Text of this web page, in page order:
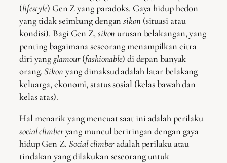
(lifestyle) Gen Z yang paradoks. Gaya hidup hedon
yang tidak seimbang dengansikon (situasi atau
kondisi). Bagi Gen Z, sikon urusan belakangan, yang
penting bagaimana seseorang menampilkan citra
diri yang glamour(fashionable) di depan banyak
orang.Sikon yang dimaksud adalah latar belakang
keluarga, ekonomi, status sosial (kelas bawah dan
kelas atas).
Hal menarik yang mencuat saat ini adalah perilaku
social climberyang muncul beriringan dengan gaya
hidup Gen Z. Social climberadalah perilaku atau
tindakan yang dilakukan seseorang untuk